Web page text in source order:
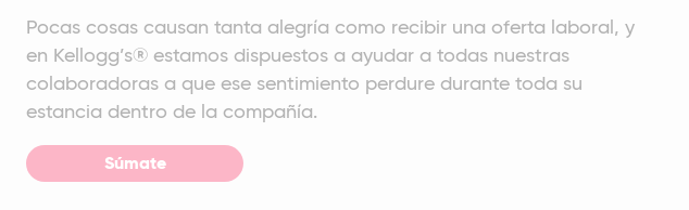
Pocas cosas causan tanta alegría como recibir una oferta laboral, y
en Kellogg’s® estamos dispuestos a ayudar a todas nuestras
colaboradoras a que ese sentimiento perdure durante toda su
estancia dentro de la compañía.
Súmate